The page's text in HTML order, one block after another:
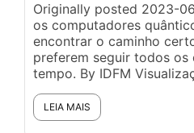
Originally posted 2023-
os computadores
encontrar o caminho
preferem seguir todos os
tempo. By IDFM
LEIA MAIS